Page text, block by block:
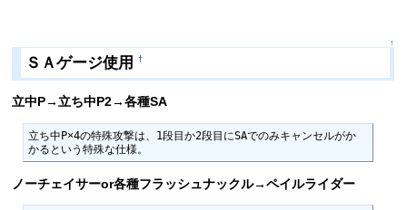
↑
ＳＡゲージ使用 †
立中P→立ち中P2→各種SA
立ち中P×4の特殊攻撃は、1段目か2段目にSAでのみキャンセルがか
かるという特殊な仕様。
ノーチェイサーor各種フラッシュナックル→ペイルライダー